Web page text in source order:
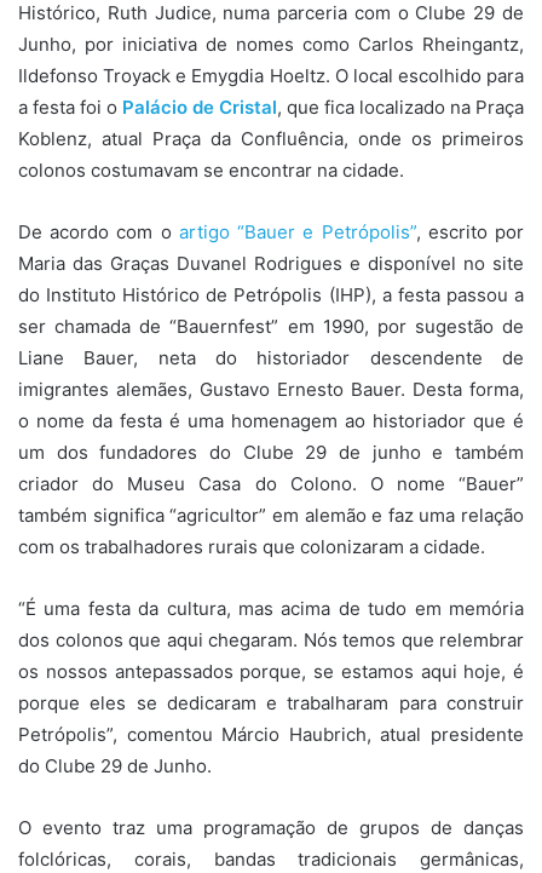
Histórico, Ruth Judice, numa parceria com o Clube 29 de
Junho, por iniciativa de nomes como Carlos Rheingantz,
Ildefonso Troyack e Emygdia Hoeltz. O local escolhido para
a festa foi o Palácio de Cristal, que fica localizado na Praça
Koblenz, atual Praça da Confluência, onde os primeiros
colonos costumavam se encontrar na cidade.
De acordo com o artigo “Bauer e Petrópolis”, escrito por
Maria das Graças Duvanel Rodrigues e disponível no site
do Instituto Histórico de Petrópolis (IHP), a festa passou a
ser chamada de “Bauernfest” em 1990, por sugestão de
Liane Bauer, neta do historiador descendente de
imigrantes alemães, Gustavo Ernesto Bauer. Desta forma,
o nome da festa é uma homenagem ao historiador que é
um dos fundadores do Clube 29 de junho e também
criador do Museu Casa do Colono. O nome “Bauer”
também significa “agricultor” em alemão e faz uma relação
com os trabalhadores rurais que colonizaram a cidade.
“É uma festa da cultura, mas acima de tudo em memória
dos colonos que aqui chegaram. Nós temos que relembrar
os nossos antepassados porque, se estamos aqui hoje, é
porque eles se dedicaram e trabalharam para construir
Petrópolis”, comentou Márcio Haubrich, atual presidente
do Clube 29 de Junho.
O evento traz uma programação de grupos de danças
folclóricas, corais, bandas tradicionais germânicas,